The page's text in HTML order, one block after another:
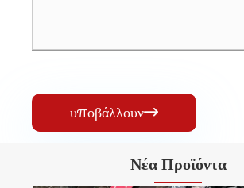
υποβάλλουν
Νέα Προϊόντα